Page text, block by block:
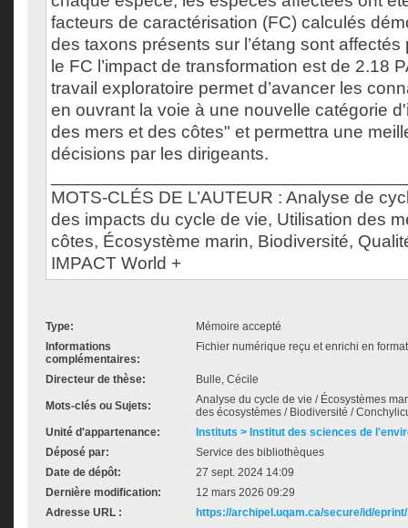
facteurs de caractérisation (FC) calculés
des taxons présents sur l’étang sont affectés
le FC l’impact de transformation est de 2.18
travail exploratoire permet d’avancer les
en ouvrant la voie à une nouvelle catégorie
des mers et des côtes" et permettra une
décisions par les dirigeants.
MOTS-CLÉS DE L’AUTEUR : Analyse de
des impacts du cycle de vie, Utilisation des
côtes, Écosystème marin, Biodiversité,
IMPACT World +
Type:
Mémoire accepté
Informations
complémentaires:
Fichier numérique reçu et enrichi en
Directeur de thèse: Bulle, Cécile
Mots-clés ou Sujets:
Analyse du cycle de vie / Écosystèmes
des écosystèmes / Biodiversité /
Unité d'appartenance:
Instituts > Institut des sciences de
Déposé par:
Service des bibliothèques
Date de dépôt:
27 sept. 2024 14:09
Dernière modification:
12 mars 2026 09:29
Adresse URL :
https://archipel.uqam.ca/secure/id/